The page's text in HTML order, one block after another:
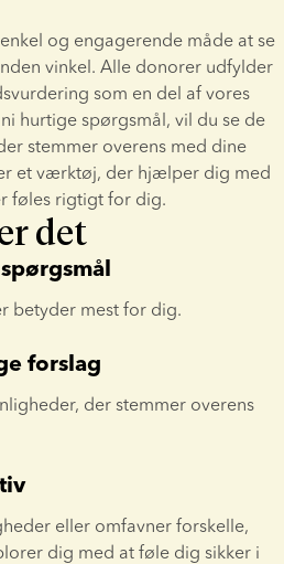
og engagerende måde at se
vinkel. Alle donorer udfylder
som en del af vores
hurtige spørgsmål, vil du se de
stemmer overens med dine
et værktøj, der hjælper dig med
føles rigtigt for dig.
det
betyder mest for dig.
forslag
der stemmer overens
eller omfavner forskelle,
dig med at føle dig sikker i